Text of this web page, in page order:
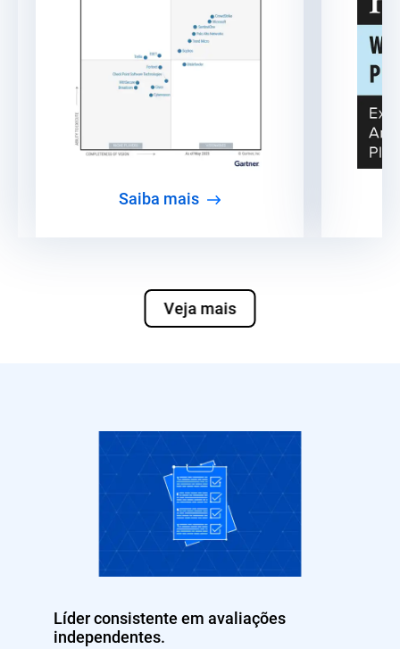
Saiba mais
Veja mais
Líder consistente em avaliações
independentes.